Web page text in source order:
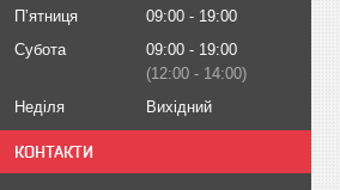
Пʼятниця
09:00
19:00
Субота
09:00
19:00
12:00
14:00
Неділя
Вихідний
КОНТАКТИ